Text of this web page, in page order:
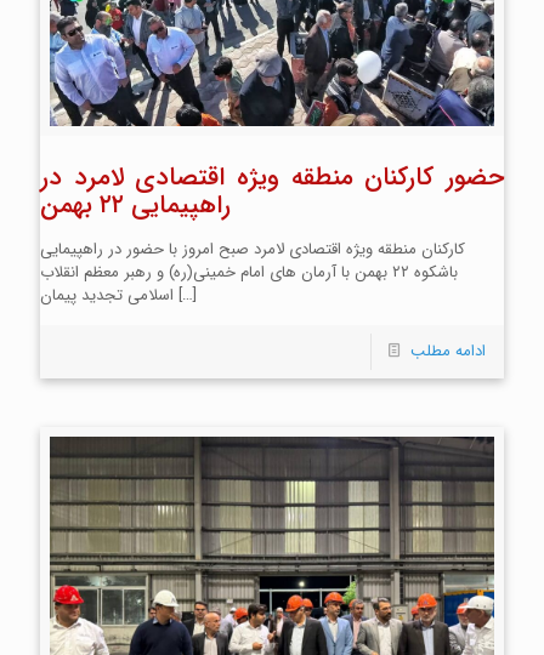
حضور کارکنان منطقه ویژه اقتصادی لامرد در
راهپیمایی ۲۲ بهمن
کارکنان منطقه ویژه اقتصادی لامرد صبح امروز با حضور در راهپیمایی
باشکوه ۲۲ بهمن با آرمان های امام خمینی(ره) و رهبر معظم انقلاب
اسلامی تجدید پیمان […]
ادامه مطلب